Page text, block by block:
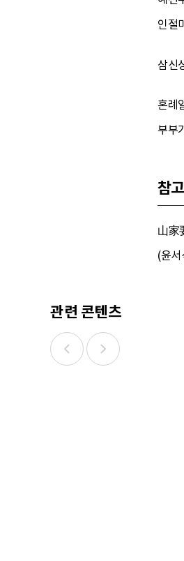
인절
삼신
혼례
부부
참
山家
(윤
관련 콘텐츠